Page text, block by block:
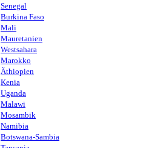
Senegal
Burkina Faso
Mali
Mauretanien
Westsahara
Marokko
Äthiopien
Kenia
Uganda
Malawi
Mosambik
Namibia
Botswana-Sambia